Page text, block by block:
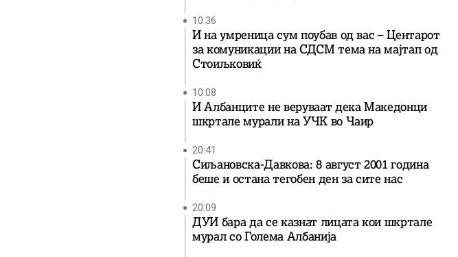
10:36
И на умреница сум поубав од вас – Центарот
за комуникации на СДСМ тема на мајтап од
Стоиљковиќ
10:08
И Албанците не веруваат дека Македонци
шкртале мурали на УЧК во Чаир
20:41
Сиљановска-Давкова: 8 август 2001 година
беше и остана тегобен ден за сите нас
20:09
ДУИ бара да се казнат лицата кои шкртале
мурал со Голема Албанија